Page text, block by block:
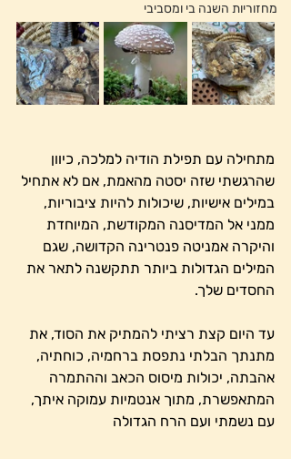
מחזוריות השנה בי ומסביבי
מתחילה עם תפילת הודיה למלכה, כיוון
שהרגשתי שזה יסטה מהאמת, אם לא אתחיל
במילים אישיות, שיכולות להיות ציבוריות,
ממני אל המדיסנה המקודשת, המיוחדת
והיקרה אמניטה פנטרינה הקדושה, שגם
המילים הגדולות ביותר תתקשנה לתאר את
החסדים שלך.
עד היום קצת רציתי להמתיק את הסוד, את
מתנתך הבלתי נתפסת ברחמיה, כוחתיה,
אהבתה, יכולות מיסוס הכאב וההתמרה
המתאפשרת, מתוך אנטמיות עמוקה איתך,
עם נשמתי ועם הרח הגדולה